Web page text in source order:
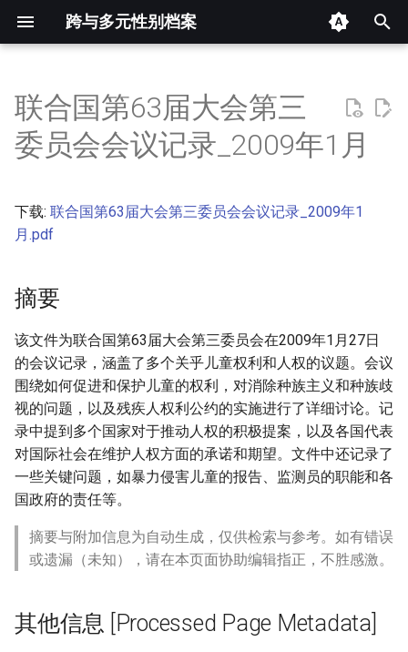
跨与多元性别档案
入
以
开
摘要
正文
联合国第63届大会第三
委员会会议记录_2009年1月
下载: 联合国第63届大会第三委员会会议记录_2009年1
月.pdf
摘要
该文件为联合国第63届大会第三委员会在2009年1月27日
的会议记录，涵盖了多个关乎儿童权利和人权的议题。会议
围绕如何促进和保护儿童的权利，对消除种族主义和种族歧
视的问题，以及残疾人权利公约的实施进行了详细讨论。记
录中提到多个国家对于推动人权的积极提案，以及各国代表
对国际社会在维护人权方面的承诺和期望。文件中还记录了
一些关键问题，如暴力侵害儿童的报告、监测员的职能和各
国政府的责任等。
摘要与附加信息为自动生成，仅供检索与参考。如有错误
或遗漏（未知），请在本页面协助编辑指正，不胜感激。
其他信息 [Processed Page Metadata]